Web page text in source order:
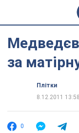
за
Плітки
8.12.2011 13:58
0